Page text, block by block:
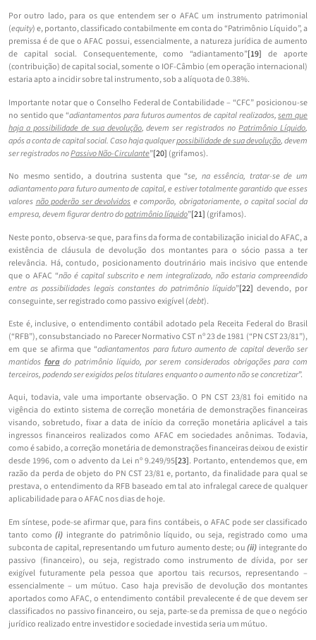
Por outro lado, para os que entendem ser o AFAC um instrumento patrimonial
(equity) e, portanto, classificado contabilmente em conta do “Patrimônio Líquido”, a
premissa é de que o AFAC possui, essencialmente, a natureza jurídica de aumento
de capital social. Consequentemente, como “adiantamento”[19] de aporte
(contribuição) de capital social, somente o IOF-Câmbio (em operação internacional)
estaria apto a incidir sobre tal instrumento, sob a alíquota de 0.38%.
Importante notar que o Conselho Federal de Contabilidade – “CFC” posicionou-se
no sentido que “adiantamentos para futuros aumentos de capital realizados,sem que
haja a possibilidade de sua devolução, devem ser registrados noPatrimônio Líquido,
após a conta de capital social. Caso haja qualquerpossibilidade de sua devolução, devem
ser registrados noPassivo Não-Circulante”[20] (grifamos).
No mesmo sentido, a doutrina sustenta que “se, na essência, tratar-se de um
adiantamento para futuro aumento de capital, e estiver totalmente garantido que esses
valores não poderão ser devolvidos e comporão, obrigatoriamente, o capital social da
empresa, devem figurar dentro dopatrimônio líquido”[21] (grifamos).
Neste ponto, observa-se que, para fins da forma de contabilização inicial do AFAC, a
existência de cláusula de devolução dos montantes para o sócio passa a ter
relevância. Há, contudo, posicionamento doutrinário mais incisivo que entende
que o AFAC “não é capital subscrito e nem integralizado, não estaria compreendido
entre as possibilidades legais constantes do patrimônio líquido”[22] devendo, por
conseguinte, ser registrado como passivo exigível (debt).
Este é, inclusive, o entendimento contábil adotado pela Receita Federal do Brasil
(“RFB”), consubstanciado no Parecer Normativo CST nº 23 de 1981 (“PN CST 23/81”),
em que se afirma que “adiantamentos para futuro aumento de capital deverão ser
mantidos forado patrimônio líquido, por serem considerados obrigações para com
terceiros, podendo ser exigidos pelos titulares enquanto o aumento não se concretizar”.
Aqui, todavia, vale uma importante observação. O PN CST 23/81 foi emitido na
vigência do extinto sistema de correção monetária de demonstrações financeiras
visando, sobretudo, fixar a data de início da correção monetária aplicável a tais
ingressos financeiros realizados como AFAC em sociedades anônimas. Todavia,
como é sabido, a correção monetária de demonstrações financeiras deixou de existir
desde 1996, com o advento da Lei nº 9.249/95[23]. Portanto, entendemos que, em
razão da perda de objeto do PN CST 23/81 e, portanto, da finalidade para qual se
prestava, o entendimento da RFB baseado em tal ato infralegal carece de qualquer
aplicabilidade para o AFAC nos dias de hoje.
Em síntese, pode-se afirmar que, para fins contábeis, o AFAC pode ser classificado
tanto como(i) integrante do patrimônio líquido, ou seja, registrado como uma
subconta de capital, representando um futuro aumento deste; ou(ii) integrante do
passivo (financeiro), ou seja, registrado como instrumento de dívida, por ser
exigível futuramente pela pessoa que aportou tais recursos, representando –
essencialmente – um mútuo. Caso haja previsão de devolução dos montantes
aportados como AFAC, o entendimento contábil prevalecente é de que devem ser
classificados no passivo financeiro, ou seja, parte-se da premissa de que o negócio
jurídico realizado entre investidor e sociedade investida seria um mútuo.